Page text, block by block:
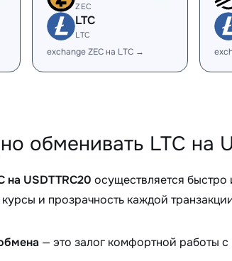
ZEC
LTC
LTC
exchange ZEC на LTC →
обменивать LTC на
на USDTTRC20 осуществляется
и прозрачность каждой
— это залог комфортной работы с